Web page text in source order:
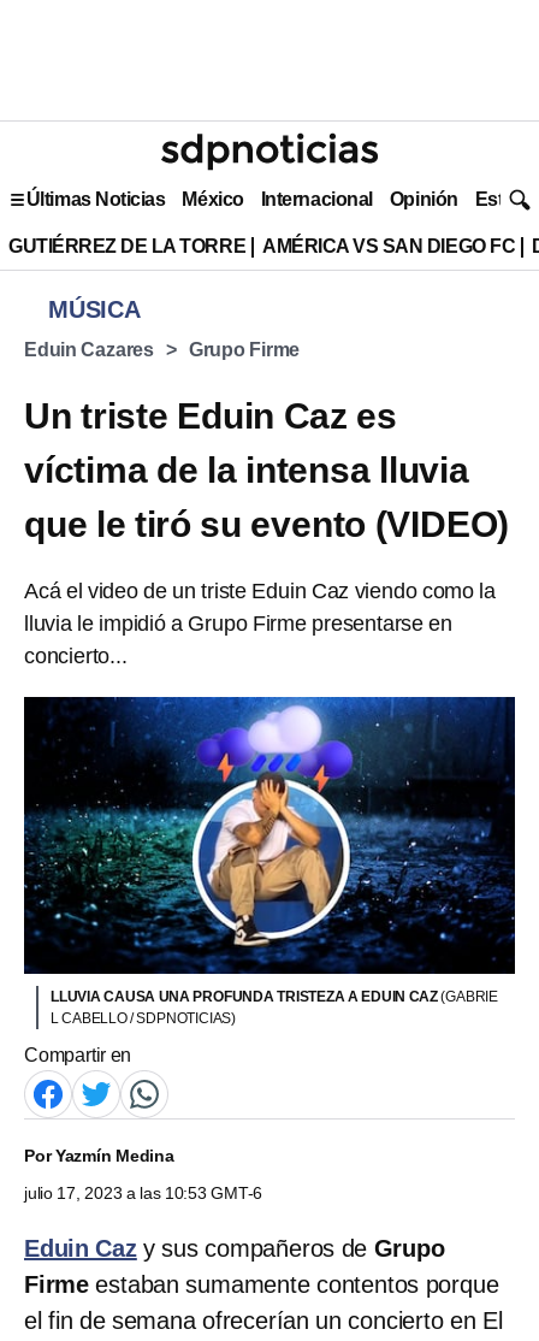
Últimas Noticias México Internacional Opinión Estilo
GUTIÉRREZ DE LA TORRE AMÉRICA VS SAN DIEGO FC
MÚSICA
Eduin Cazares Grupo Firme
Un triste Eduin Caz es
víctima de la intensa lluvia
que le tiró su evento (VIDEO)
Acá el video de un triste Eduin Caz viendo como la
lluvia le impidió a Grupo Firme presentarse en
concierto...
LLUVIA CAUSA UNA PROFUNDA TRISTEZA A EDUIN CAZ(GABRIE
L CABELLO / SDPNOTICIAS)
Compartir en
PorYazmín Medina
julio 17, 2023 a las 10:53 GMT-6
Eduin Cazy sus compañeros de Grupo
Firme estaban sumamente contentos porque
el fin de semana ofrecerían un concierto en El